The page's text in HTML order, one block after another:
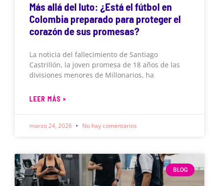
Más allá del luto: ¿Está el fútbol en
Colombia preparado para proteger el
corazón de sus promesas?
La noticia del fallecimiento de Santiago
Castrillón, la joven promesa de 18 años de las
divisiones menores de Millonarios, ha
LEER MÁS »
marzo 24, 2026 No hay comentarios
BLOG